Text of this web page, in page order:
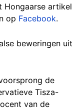
Hongaarse artikel
op Facebook.
beweringen uit
de
Tisza-
van de